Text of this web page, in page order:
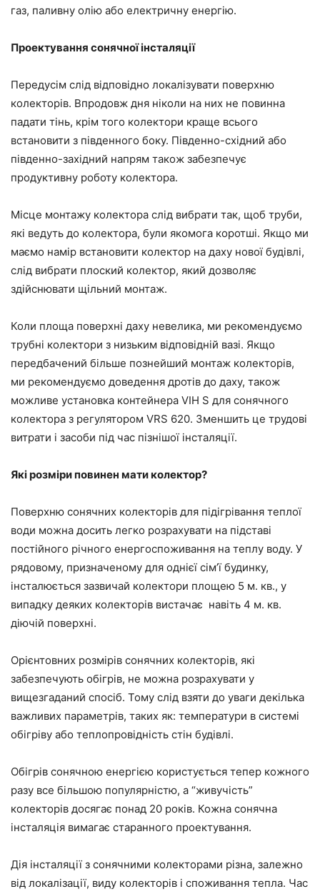
газ, паливну олію або електричну енергію.
Проектування сонячної інсталяції
Передусім слід відповідно локалізувати поверхню
колекторів. Впродовж дня ніколи на них не повинна
падати тінь, крім того колектори краще всього
встановити з південного боку. Південно-східний або
південно-західний напрям також забезпечує
продуктивну роботу колектора.
Місце монтажу колектора слід вибрати так, щоб труби,
які ведуть до колектора, були якомога коротші. Якщо ми
маємо намір встановити колектор на даху нової будівлі,
слід вибрати плоский колектор, який дозволяє
здійснювати щільний монтаж.
Коли площа поверхні даху невелика, ми рекомендуємо
трубні колектори з низьким відповідній вазі. Якщо
передбачений більше познейший монтаж колекторів,
ми рекомендуємо доведення дротів до даху, також
можливе установка контейнера VIH S для сонячного
колектора з регулятором VRS 620. Зменшить це трудові
витрати і засоби під час пізнішої інсталяції.
Які розміри повинен мати колектор?
Поверхню сонячних колекторів для підігрівання теплої
води можна досить легко розрахувати на підставі
постійного річного енергоспоживання на теплу воду. У
рядовому, призначеному для однієї сім’ї будинку,
інсталюється зазвичай колектори площею 5 м. кв., у
випадку деяких колекторів вистачає навіть 4 м. кв.
діючій поверхні.
Орієнтовних розмірів сонячних колекторів, які
забезпечують обігрів, не можна розрахувати у
вищезгаданий спосіб. Тому слід взяти до уваги декілька
важливих параметрів, таких як: температури в системі
обігріву або теплопровідність стін будівлі.
Обігрів сонячною енергією користується тепер кожного
разу все більшою популярністю, а “живучість”
колекторів досягає понад 20 років. Кожна сонячна
інсталяція вимагає старанного проектування.
Дія інсталяції з сонячними колекторами різна, залежно
від локалізації, виду колекторів і споживання тепла. Час